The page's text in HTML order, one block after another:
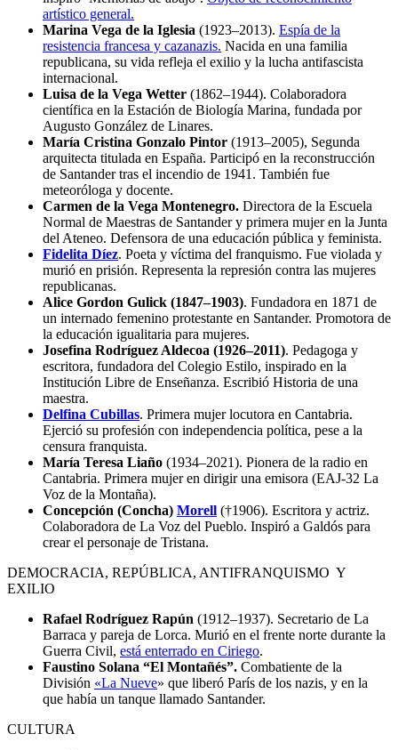
artístico general.
Marina Vega de la Iglesia (1923–2013). Espía de la
resistencia francesa y cazanazis. Nacida en una familia
republicana, su vida refleja el exilio y la lucha antifascista
internacional.
Luisa de la Vega Wetter (1862–1944). Colaboradora
científica en la Estación de Biología Marina, fundada por
Augusto González de Linares.
María Cristina Gonzalo Pintor (1913–2005), Segunda
arquitecta titulada en España. Participó en la reconstrucción
de Santander tras el incendio de 1941. También fue
meteoróloga y docente.
Carmen de la Vega Montenegro. Directora de la Escuela
Normal de Maestras de Santander y primera mujer en la Junta
del Ateneo. Defensora de una educación pública y feminista.
Fidelita Díez. Poeta y víctima del franquismo. Fue violada y
murió en prisión. Representa la represión contra las mujeres
republicanas.
Alice Gordon Gulick (1847–1903). Fundadora en 1871 de
un internado femenino protestante en Santander. Promotora de
la educación igualitaria para mujeres.
Josefina Rodríguez Aldecoa (1926–2011). Pedagoga y
escritora, fundadora del Colegio Estilo, inspirado en la
Institución Libre de Enseñanza. Escribió Historia de una
maestra.
Delfina Cubillas. Primera mujer locutora en Cantabria.
Ejerció su profesión con independencia política, pese a la
censura franquista.
María Teresa Liaño (1934–2021). Pionera de la radio en
Cantabria. Primera mujer en dirigir una emisora (EAJ-32 La
Voz de la Montaña).
Concepción (Concha) Morell (†1906). Escritora y actriz.
Colaboradora de La Voz del Pueblo. Inspiró a Galdós para
crear el personaje de Tristana.
DEMOCRACIA, REPÚBLICA, ANTIFRANQUISMO Y
EXILIO
Rafael Rodríguez Rapún (1912–1937). Secretario de La
Barraca y pareja de Lorca. Murió en el frente norte durante la
Guerra Civil, está enterrado en Ciriego.
Faustino Solana “El Montañés”. Combatiente de la
División «La Nueve» que liberó París de los nazis, y en la
que había un tanque llamado Santander.
CULTURA